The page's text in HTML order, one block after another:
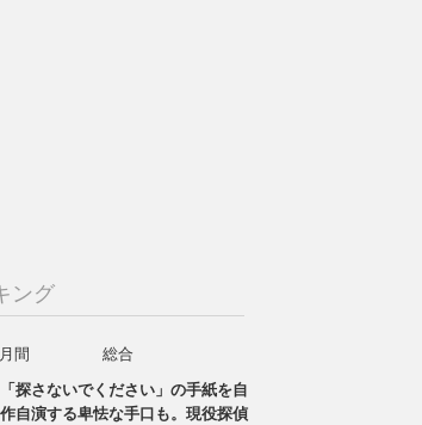
ング
月間
総合
「探さないでください」の手紙を自
作自演する卑怯な手口も。現役探偵